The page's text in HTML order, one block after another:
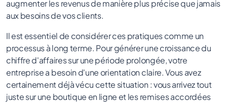
augmenter les revenus de manière plus précise que jamais
aux besoins de vos clients.
Il est essentiel de considérer ces pratiques comme un
processus à long terme. Pour générer une croissance du
chiffre d'affaires sur une période prolongée, votre
entreprise a besoin d'une orientation claire. Vous avez
certainement déjà vécu cette situation : vous arrivez tout
juste sur une boutique en ligne et les remises accordées